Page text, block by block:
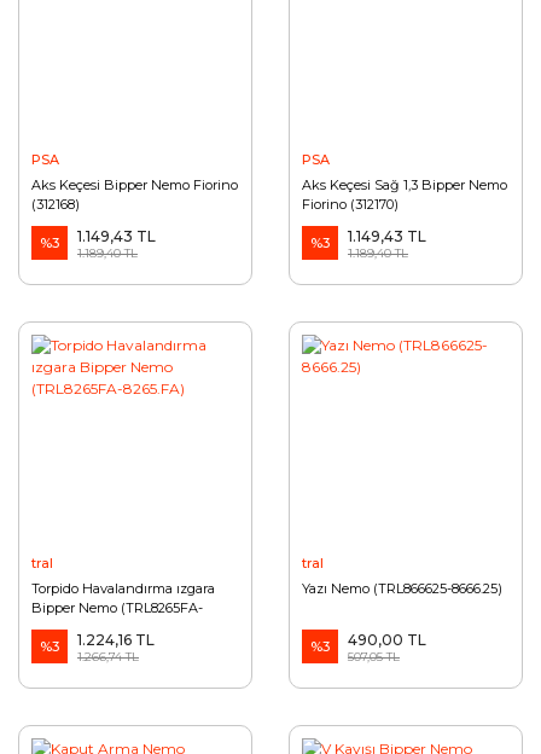
PSA
Aks Keçesi Bipper Nemo Fiorino
(312168)
%3 1.149,43 TL
1.189,40 TL
PSA
Aks Keçesi Sağ 1,3 Bipper Nemo
Fiorino (312170)
%3 1.149,43 TL
1.189,40 TL
tral
Torpido Havalandırma ızgara
Bipper Nemo (TRL8265FA-
8265.FA)
%3
1.224,16 TL
1.266,74 TL
tral
Yazı Nemo (TRL866625-8666.25)
%3 490,00 TL
507,05 TL